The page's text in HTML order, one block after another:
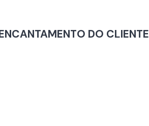
DO CLIENTE